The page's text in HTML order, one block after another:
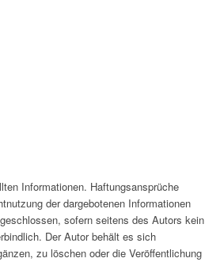
Informationen. Haftungsansprüche
der dargebotenen Informationen
sofern seitens des Autors kein
Der Autor behält es sich
zu löschen oder die Veröffentlichung